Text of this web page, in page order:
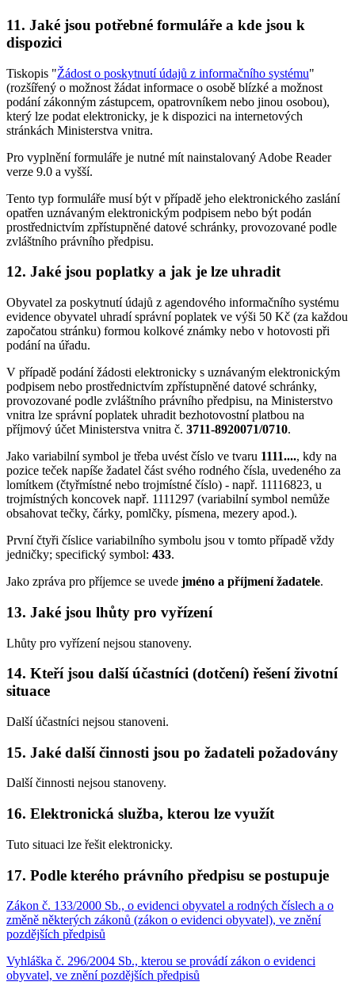
11. Jaké jsou potřebné formuláře a kde jsou k
dispozici
Tiskopis "Žádost o poskytnutí údajů z informačního systému"
(rozšířený o možnost žádat informace o osobě blízké a možnost
podání zákonným zástupcem, opatrovníkem nebo jinou osobou),
který lze podat elektronicky, je k dispozici na internetových
stránkách Ministerstva vnitra.
Pro vyplnění formuláře je nutné mít nainstalovaný Adobe Reader
verze 9.0 a vyšší.
Tento typ formuláře musí být v případě jeho elektronického zaslání
opatřen uznávaným elektronickým podpisem nebo být podán
prostřednictvím zpřístupněné datové schránky, provozované podle
zvláštního právního předpisu.
12. Jaké jsou poplatky a jak je lze uhradit
Obyvatel za poskytnutí údajů z agendového informačního systému
evidence obyvatel uhradí správní poplatek ve výši 50 Kč (za každou
započatou stránku) formou kolkové známky nebo v hotovosti při
podání na úřadu.
V případě podání žádosti elektronicky s uznávaným elektronickým
podpisem nebo prostřednictvím zpřístupněné datové schránky,
provozované podle zvláštního právního předpisu, na Ministerstvo
vnitra lze správní poplatek uhradit bezhotovostní platbou na
příjmový účet Ministerstva vnitra č. 3711-8920071/0710.
Jako variabilní symbol je třeba uvést číslo ve tvaru 1111...., kdy na
pozice teček napíše žadatel část svého rodného čísla, uvedeného za
lomítkem (čtyřmístné nebo trojmístné číslo) - např. 11116823, u
trojmístných koncovek např. 1111297 (variabilní symbol nemůže
obsahovat tečky, čárky, pomlčky, písmena, mezery apod.).
První čtyři číslice variabilního symbolu jsou v tomto případě vždy
jedničky; specifický symbol: 433.
Jako zpráva pro příjemce se uvede jméno a příjmení žadatele.
13. Jaké jsou lhůty pro vyřízení
Lhůty pro vyřízení nejsou stanoveny.
14. Kteří jsou další účastníci (dotčení) řešení životní
situace
Další účastníci nejsou stanoveni.
15. Jaké další činnosti jsou po žadateli požadovány
Další činnosti nejsou stanoveny.
16. Elektronická služba, kterou lze využít
Tuto situaci lze řešit elektronicky.
17. Podle kterého právního předpisu se postupuje
Zákon č. 133/2000 Sb., o evidenci obyvatel a rodných číslech a o
změně některých zákonů (zákon o evidenci obyvatel), ve znění
pozdějších předpisů
Vyhláška č. 296/2004 Sb., kterou se provádí zákon o evidenci
obyvatel, ve znění pozdějších předpisů